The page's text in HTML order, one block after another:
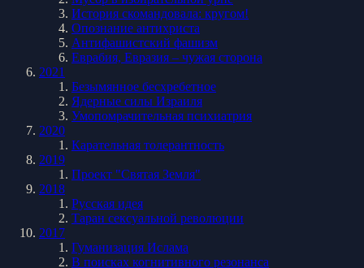
История скомандовала: кругом!
Опознание антихриста
Антифашистский фашизм
Еврабия, Евразия – чужая сторона
2021
Безымянное бесхребетное
Ядерные силы Израиля
Умопомрачительная психиатрия
2020
Карательная толерантность
2019
Проект "Святая Земля"
2018
Русская идея
Таран сексуальной революции
2017
Гуманизация Ислама
В поисках когнитивного резонанса